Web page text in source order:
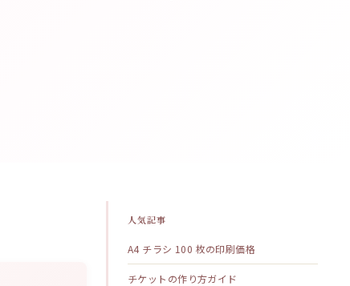
人気記事
A4 チラシ 100 枚の印刷価格
チケットの作り方ガイド